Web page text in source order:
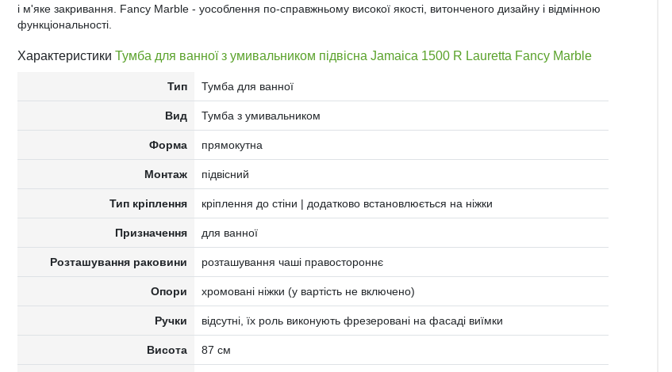
і м'яке закривання. Fancy Marble - уособлення по-справжньому високої якості, витонченого дизайну і відмінною
функціональності.
Характеристики Тумба для ванної з умивальником підвісна Jamaica 1500 R Lauretta Fancy Marble
Тип Тумба для ванної
Вид Тумба з умивальником
Форма прямокутна
Монтаж підвісний
Тип кріплення кріплення до стіни | додатково встановлюється на ніжки
Призначення для ванної
Розташування раковини розташування чаші правостороннє
Опори хромовані ніжки (у вартість не включено)
Ручки відсутні, їх роль виконують фрезеровані на фасаді виїмки
Висота 87 см